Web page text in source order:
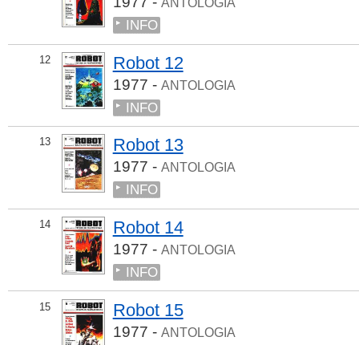
ANTOLOGIA
INFO
12 Robot 12
1977 - ANTOLOGIA
INFO
13 Robot 13
1977 - ANTOLOGIA
INFO
14 Robot 14
1977 - ANTOLOGIA
INFO
15 Robot 15
1977 - ANTOLOGIA